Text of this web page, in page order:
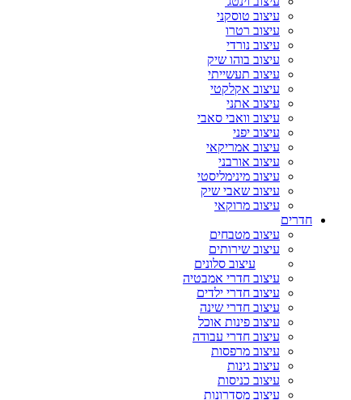
עיצוב טוסקני
עיצוב רטרו
עיצוב נורדי
עיצוב בוהו שיק
עיצוב תעשייתי
עיצוב אקלקטי
עיצוב אתני
עיצוב וואבי סאבי
עיצוב יפני
עיצוב אמריקאי
עיצוב אורבני
עיצוב מינימליסטי
עיצוב שאבי שיק
עיצוב מרוקאי
חדרים
עיצוב מטבחים
עיצוב שירותים
עיצוב סלונים
עיצוב חדרי אמבטיה
עיצוב חדרי ילדים
עיצוב חדרי שינה
עיצוב פינות אוכל
עיצוב חדרי עבודה
עיצוב מרפסות
עיצוב גינות
עיצוב כניסות
עיצוב מסדרונות